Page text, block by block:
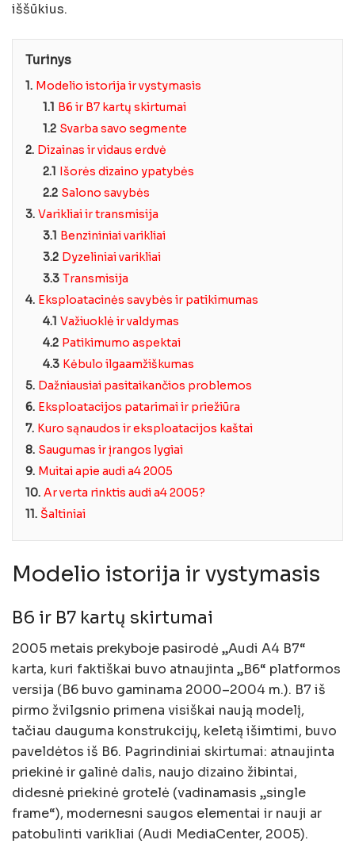
iššūkius.
Turinys
1. Modelio istorija ir vystymasis
1.1 B6 ir B7 kartų skirtumai
1.2 Svarba savo segmente
2. Dizainas ir vidaus erdvė
2.1
Išorės dizaino ypatybės
2.2 Salono savybės
3. Varikliai ir transmisija
3.1 Benzininiai varikliai
3.2 Dyzeliniai varikliai
3.3 Transmisija
4. Eksploatacinės savybės ir patikimumas
4.1 Važiuoklė ir valdymas
4.2 Patikimumo aspektai
4.3 Kėbulo ilgaamžiškumas
5. Dažniausiai pasitaikančios problemos
6. Eksploatacijos patarimai ir priežiūra
7. Kuro sąnaudos ir eksploatacijos kaštai
8. Saugumas ir įrangos lygiai
9. Muitai apie audi a4 2005
10. Ar verta rinktis audi a4 2005?
11. Šaltiniai
Modelio istorija ir vystymasis
B6 ir B7 kartų skirtumai
2005 metais prekyboje pasirodė „Audi A4 B7“
karta, kuri faktiškai buvo atnaujinta „B6“ platformos
versija (B6 buvo gaminama 2000–2004 m.). B7 iš
pirmo žvilgsnio primena visiškai naują modelį,
tačiau dauguma konstrukcijų, keletą išimtimi, buvo
paveldėtos iš B6. Pagrindiniai skirtumai: atnaujinta
priekinė ir galinė dalis, naujo dizaino žibintai,
didesnė priekinė grotelė (vadinamasis „single
frame“), modernesni saugos elementai ir nauji ar
patobulinti varikliai (Audi MediaCenter, 2005).